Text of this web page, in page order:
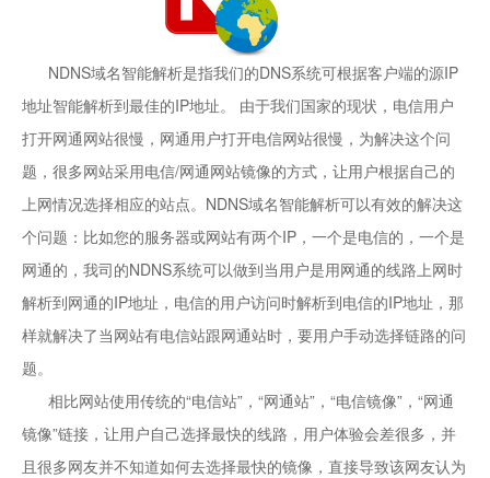
NDNS域名智能解析是指我们的DNS系统可根据客户端的源IP
地址智能解析到最佳的IP地址。 由于我们国家的现状，电信用户
打开网通网站很慢，网通用户打开电信网站很慢，为解决这个问
题，很多网站采用电信/网通网站镜像的方式，让用户根据自己的
上网情况选择相应的站点。NDNS域名智能解析可以有效的解决这
个问题：比如您的服务器或网站有两个IP，一个是电信的，一个是
网通的，我司的NDNS系统可以做到当用户是用网通的线路上网时
解析到网通的IP地址，电信的用户访问时解析到电信的IP地址，那
样就解决了当网站有电信站跟网通站时，要用户手动选择链路的问
题。
相比网站使用传统的“电信站”，“网通站”，“电信镜像”，“网通
镜像”链接，让用户自己选择最快的线路，用户体验会差很多，并
且很多网友并不知道如何去选择最快的镜像，直接导致该网友认为